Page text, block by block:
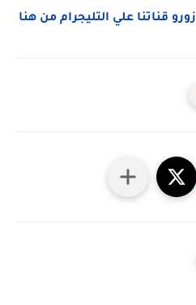
زورو قناتنا علي التليجرام من هنا